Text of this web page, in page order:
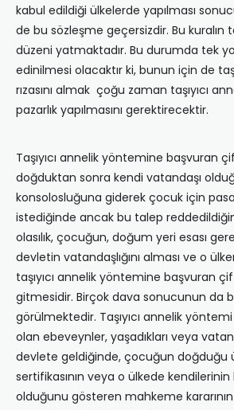
kabul edildiği ülkelerde yapılması
de bu sözleşme geçersizdir. Bu
düzeni yatmaktadır. Bu durumda tek
edinilmesi olacaktır ki, bunun için de
rızasını almak çoğu zaman taşıyıcı
pazarlık yapılmasını gerektirecektir.
Taşıyıcı annelik yöntemine başvuran
doğduktan sonra kendi vatandaşı
konsolosluğuna giderek çocuk için
istediğinde ancak bu talep
olasılık, çocuğun, doğum yeri esası
devletin vatandaşlığını alması ve o
taşıyıcı annelik yöntemine başvuran
gitmesidir. Birçok dava sonucunun da
görülmektedir. Taşıyıcı annelik
olan ebeveynler, yaşadıkları veya
devlete geldiğinde, çocuğun doğduğu
sertifikasının veya o ülkede
olduğunu gösteren mahkeme kararının